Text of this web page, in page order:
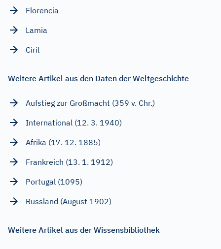
Florencia
Lamia
Ciril
Weitere Artikel aus den Daten der Weltgeschichte
Aufstieg zur Großmacht (359 v. Chr.)
International (12. 3. 1940)
Afrika (17. 12. 1885)
Frankreich (13. 1. 1912)
Portugal (1095)
Russland (August 1902)
Weitere Artikel aus der Wissensbibliothek